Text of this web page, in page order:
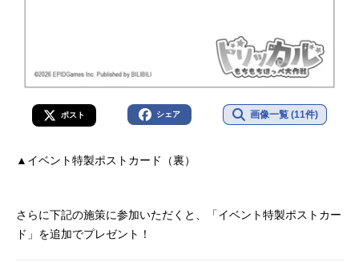
ポスト シェア 画像一覧 (11件)
▲イベント特製ポストカード（裏）
さらに下記の施策に参加いただくと、「イベント特製ポストカー
ド」を追加でプレゼント！